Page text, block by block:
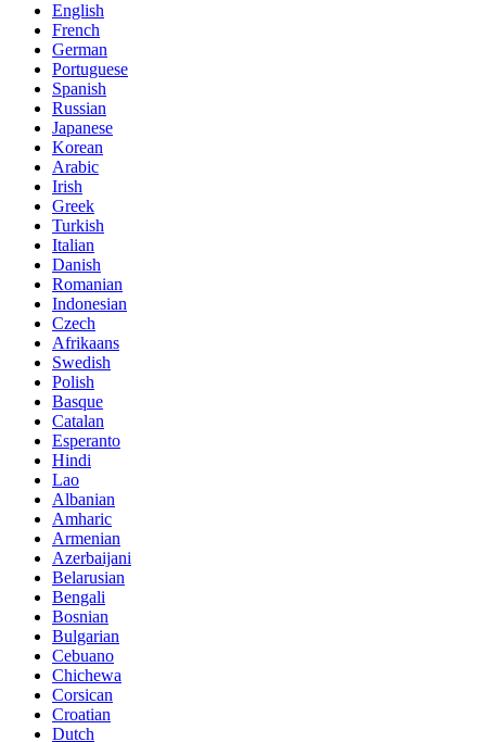
English
French
German
Portuguese
Spanish
Russian
Japanese
Korean
Arabic
Irish
Greek
Turkish
Italian
Danish
Romanian
Indonesian
Czech
Afrikaans
Swedish
Polish
Basque
Catalan
Esperanto
Hindi
Lao
Albanian
Amharic
Armenian
Azerbaijani
Belarusian
Bengali
Bosnian
Bulgarian
Cebuano
Chichewa
Corsican
Croatian
Dutch